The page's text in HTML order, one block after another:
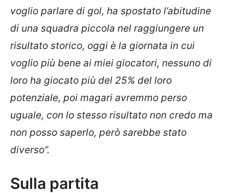
voglio parlare di gol, ha spostato l’abitudine
di una squadra piccola nel raggiungere un
risultato storico, oggi è la giornata in cui
voglio più bene ai miei giocatori, nessuno di
loro ha giocato più del 25% del loro
potenziale, poi magari avremmo perso
uguale, con lo stesso risultato non credo ma
non posso saperlo, però sarebbe stato
diverso”.
Sulla partita